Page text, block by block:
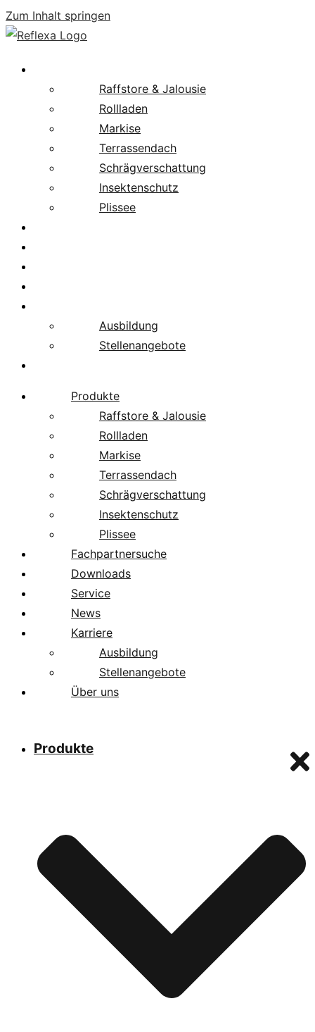
Zum Inhalt springen
Raffstore & Jalousie
Rollladen
Markise
Terrassendach
Schrägverschattung
Insektenschutz
Plissee
Ausbildung
Stellenangebote
Produkte
Raffstore & Jalousie
Rollladen
Markise
Terrassendach
Schrägverschattung
Insektenschutz
Plissee
Fachpartnersuche
Downloads
Service
News
Karriere
Ausbildung
Stellenangebote
Über uns
Produkte